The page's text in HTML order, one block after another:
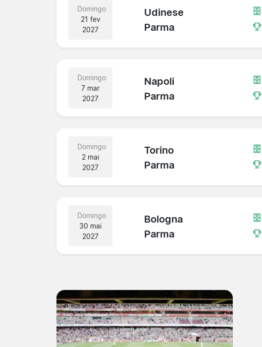
Domingo
21 fev
2027
Udinese
Parma
Domingo
7 mar
2027
Napoli
Parma
Domingo
2 mai
2027
Torino
Parma
Domingo
30 mai
2027
Bologna
Parma